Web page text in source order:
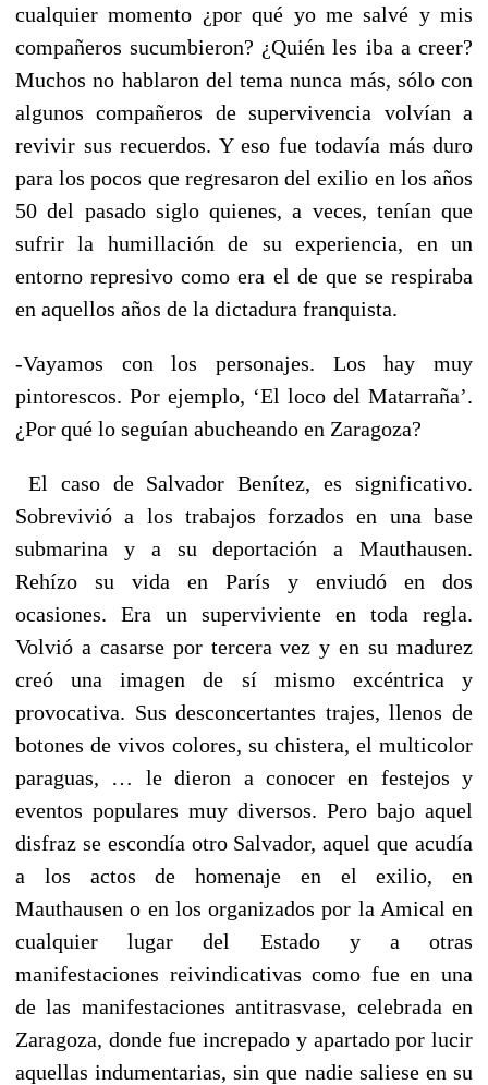
cualquier momento ¿por qué yo me salvé y mis
compañeros sucumbieron? ¿Quién les iba a creer?
Muchos no hablaron del tema nunca más, sólo con
algunos compañeros de supervivencia volvían a
revivir sus recuerdos. Y eso fue todavía más duro
para los pocos que regresaron del exilio en los años
50 del pasado siglo quienes, a veces, tenían que
sufrir la humillación de su experiencia, en un
entorno represivo como era el de que se respiraba
en aquellos años de la dictadura franquista.
-Vayamos con los personajes. Los hay muy
pintorescos. Por ejemplo, ‘El loco del Matarraña’.
¿Por qué lo seguían abucheando en Zaragoza?
El caso de Salvador Benítez, es significativo.
Sobrevivió a los trabajos forzados en una base
submarina y a su deportación a Mauthausen.
Rehízo su vida en París y enviudó en dos
ocasiones. Era un superviviente en toda regla.
Volvió a casarse por tercera vez y en su madurez
creó una imagen de sí mismo excéntrica y
provocativa. Sus desconcertantes trajes, llenos de
botones de vivos colores, su chistera, el multicolor
paraguas, … le dieron a conocer en festejos y
eventos populares muy diversos. Pero bajo aquel
disfraz se escondía otro Salvador, aquel que acudía
a los actos de homenaje en el exilio, en
Mauthausen o en los organizados por la Amical en
cualquier lugar del Estado y a otras
manifestaciones reivindicativas como fue en una
de las manifestaciones antitrasvase, celebrada en
Zaragoza, donde fue increpado y apartado por lucir
aquellas indumentarias, sin que nadie saliese en su